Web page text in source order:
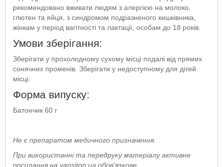
рекомендовано вживати людям з алергією на молоко,
глютен та яйця, з синдромом подразненого кишківника,
жінкам у період вагітності та лактації, особам до 18 років.
Умови зберігання:
Зберігати у прохолодному сухому місці подалі від прямих
сонячних променів. Зберігати у недоступному для дітей
місці.
Форма випуску:
Батончик 60 г
Не є препаратом медичного призначення.
При використанні та передруку матеріалу активне
посилання на vansiton.ua обов'язкове.